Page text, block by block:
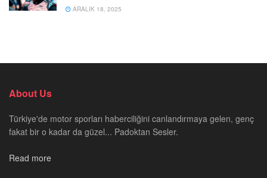
ARALIK 18, 2025
About Us
Türkiye'de motor sporları haberciliğini canlandırmaya gelen, genç
fakat bir o kadar da güzel... Padoktan Sesler.
Read more